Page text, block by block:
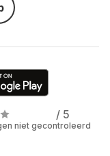
/ 5
niet gecontroleerd